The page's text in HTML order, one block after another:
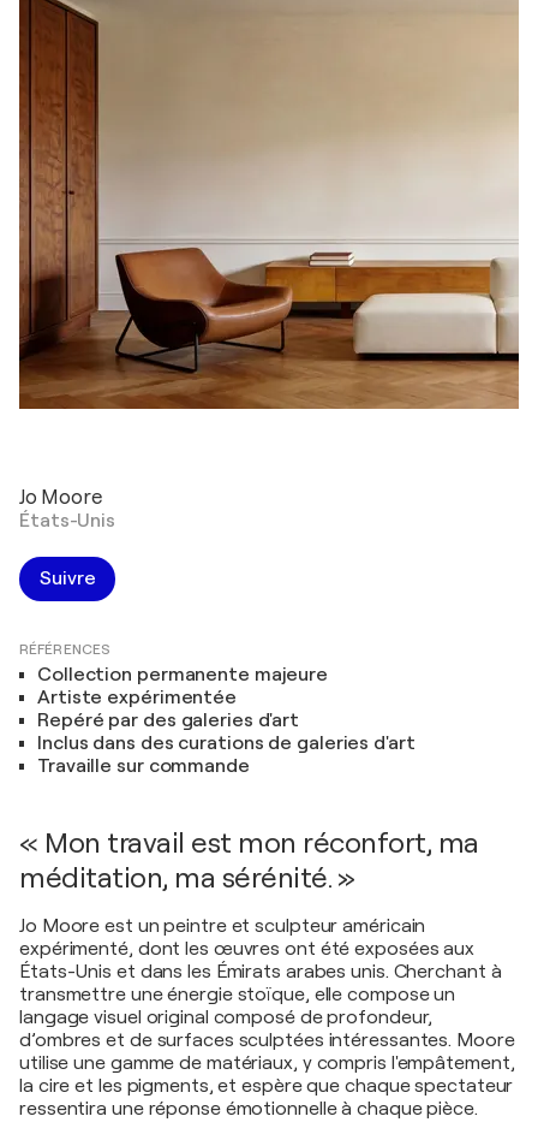
Jo Moore
États-Unis
Suivre
RÉFÉRENCES
Collection permanente majeure
Artiste expérimentée
Repéré par des galeries d'art
Inclus dans des curations de galeries d'art
Travaille sur commande
« Mon travail est mon réconfort, ma
méditation, ma sérénité. »
Jo Moore est un peintre et sculpteur américain
expérimenté, dont les œuvres ont été exposées aux
États-Unis et dans les Émirats arabes unis. Cherchant à
transmettre une énergie stoïque, elle compose un
langage visuel original composé de profondeur,
d’ombres et de surfaces sculptées intéressantes. Moore
utilise une gamme de matériaux, y compris l'empâtement,
la cire et les pigments, et espère que chaque spectateur
ressentira une réponse émotionnelle à chaque pièce.